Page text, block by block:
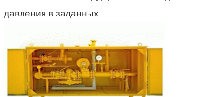
давления в заданных